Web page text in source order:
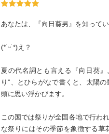
あなたは、『向日葵男』を知って
(*˙ᵕ˙*)え？
夏の代名詞とも言える『向日葵
り”、とひらがなで書くと、太陽
頭に思い浮かびます。
この国では祭りが全国各地で行わ
な祭りにはその季節を象徴する草